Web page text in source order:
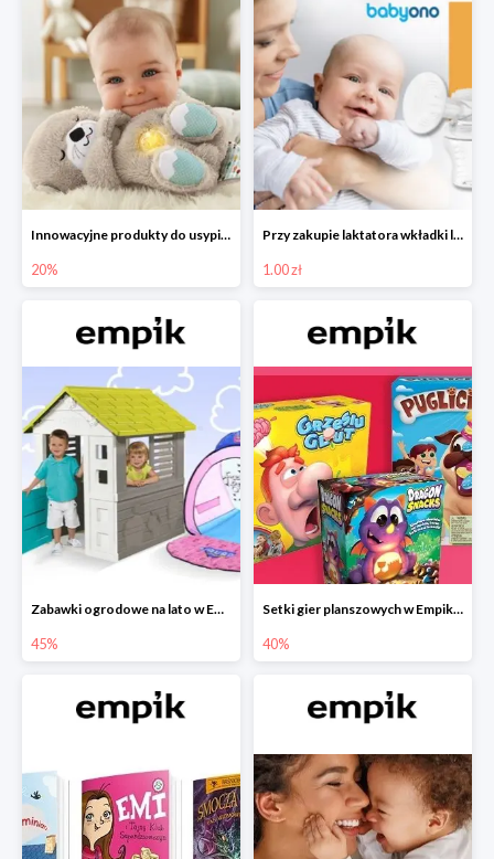
Innowacyjne produkty do usypiania w Empiku -20%
20%
Przy zakupie laktatora wkładki laktacyjne za 1 zł!
1.00 zł
Zabawki ogrodowe na lato w Empiku do -45%
45%
Setki gier planszowych w Empiku do -40%
40%